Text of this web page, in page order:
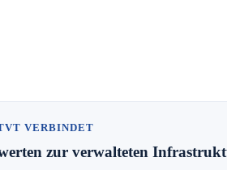
VERBINDET
zur verwalteten